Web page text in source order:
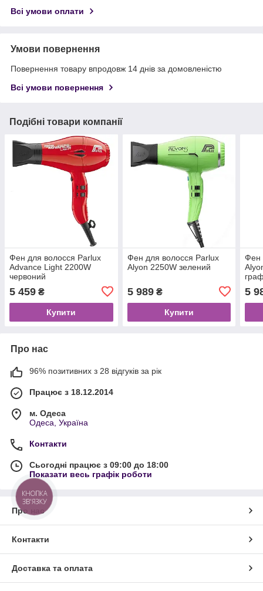
Всі умови оплати
Умови повернення
Повернення товару впродовж 14 днів за домовленістю
Всі умови повернення
Подібні товари компанії
Фен для волосся Parlux
Advance Light 2200W
червоний
5 459 ₴
Купити
Фен для волосся Parlux
Alyon 2250W зелений
5 989₴
Купити
Фен
5
Про нас
96% позитивних з 28 відгуків за рік
Працює з 18.12.2014
м. Одеса
Одеса, Україна
Контакти
Сьогодні працює з 09:00 до 18:00
Показати весь графік роботи
Про нас
Контакти
Доставка та оплата
КНОПКА
ЗВ'ЯЗКУ